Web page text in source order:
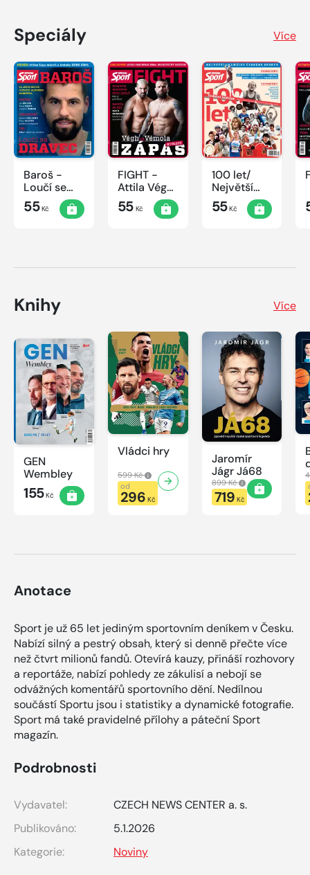
Speciály Více
Baroš -
Loučí se
dravec
55Kč
FIGHT -
Attila Végh
vs. Karlos
Vémola
55Kč
100 let/
Největší
okamžiky
českého
55Kč
Knihy Více
GEN
Wembley
155Kč
Vládci hry
599 Kč
od
296 Kč
Jaromír
Jágr Já68
899 Kč
719 Kč
Anotace
Sport je už 65 let jediným sportovním deníkem v Česku.
Nabízí silný a pestrý obsah, který si denně přečte více
než čtvrt milionů fandů. Otevírá kauzy, přináší rozhovory
a reportáže, nabízí pohledy ze zákulisí a nebojí se
odvážných komentářů sportovního dění. Nedílnou
součástí Sportu jsou i statistiky a dynamické fotografie.
Sport má také pravidelné přílohy a páteční Sport
magazín.
Podrobnosti
Vydavatel:
CZECH NEWS CENTER a. s.
Publikováno:
5.1.2026
Kategorie:
Noviny